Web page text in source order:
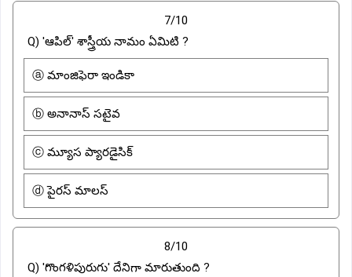
7/10
Q) 'ఆపిల్' శాస్త్రీయ నామం ఏమిటి ?
ⓐ మాంజిఫెరా ఇండికా
ⓑ అనానాస్ సటైవ
ⓒ మ్యూస ప్యారడైసిక్
ⓓ పైరస్ మాలస్
8/10
Q) 'గొంగళిపురుగు' దేనిగా మారుతుంది ?